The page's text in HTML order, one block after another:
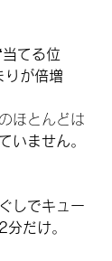
てる位
りが倍増
ほとんどは
いません。
しでキュー
分だけ。